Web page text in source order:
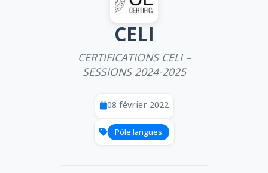
CELI
CERTIFICATIONS CELI –
SESSIONS 2024-2025
08 février 2022
Pôle langues